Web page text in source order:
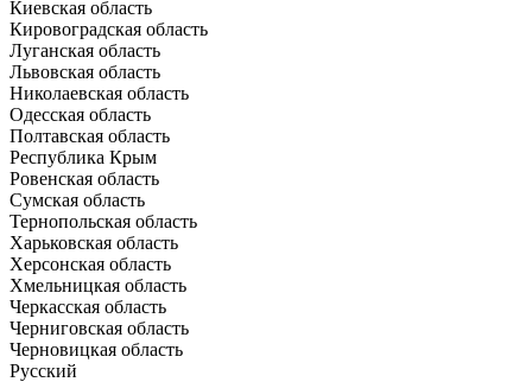
Киевская область
Кировоградская область
Луганская область
Львовская область
Николаевская область
Одесская область
Полтавская область
Республика Крым
Ровенская область
Сумская область
Тернопольская область
Харьковская область
Херсонская область
Хмельницкая область
Черкасская область
Черниговская область
Черновицкая область
Русский